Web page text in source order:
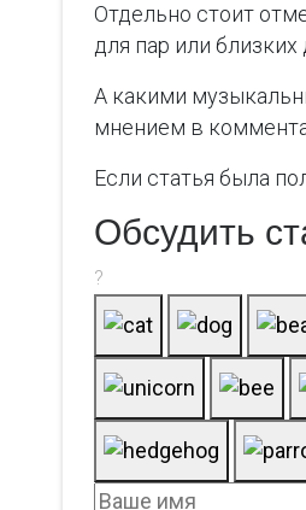
Отдельно стоит
для пар или близких
А какими
мнением в
Если статья была
Обсудить
?